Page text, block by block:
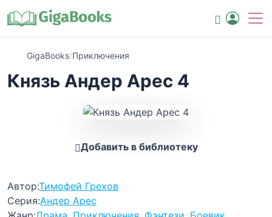
GigaBooks/Приключения
Князь Андер Арес 4
Добавить в библиотеку
Автор:Тимофей Грехов
Серия:Андер Арес